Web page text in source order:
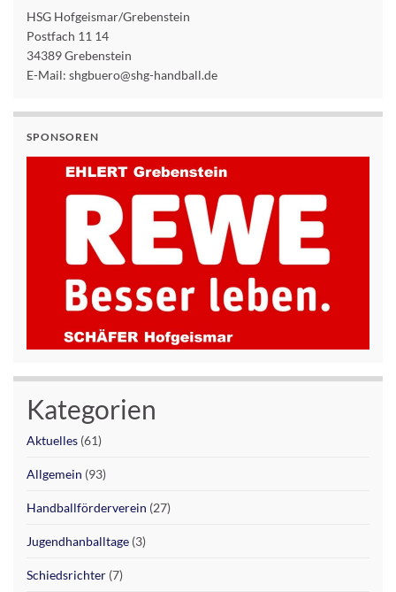
HSG Hofgeismar/Grebenstein
Postfach 11 14
34389 Grebenstein
E-Mail: shgbuero@shg-handball.de
SPONSOREN
Kategorien
Aktuelles (61)
Allgemein (93)
Handballförderverein (27)
Jugendhanballtage (3)
Schiedsrichter (7)